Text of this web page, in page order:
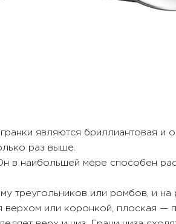
являются бриллиантовая и
раз выше.
в наибольшей мере способен
треугольников или ромбов, и
верхом или коронкой, плоская